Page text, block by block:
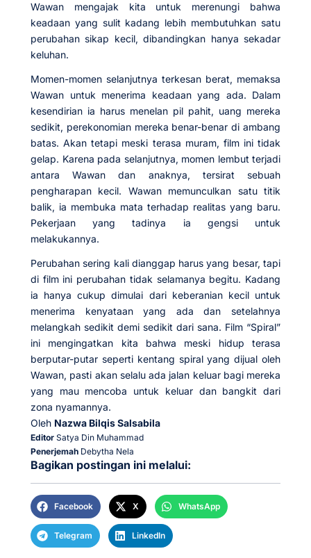
Wawan mengajak kita untuk merenungi bahwa
keadaan yang sulit kadang lebih membutuhkan satu
perubahan sikap kecil, dibandingkan hanya sekadar
keluhan.
Momen-momen selanjutnya terkesan berat, memaksa
Wawan untuk menerima keadaan yang ada. Dalam
kesendirian ia harus menelan pil pahit, uang mereka
sedikit, perekonomian mereka benar-benar di ambang
batas. Akan tetapi meski terasa muram, film ini tidak
gelap. Karena pada selanjutnya, momen lembut terjadi
antara Wawan dan anaknya, tersirat sebuah
pengharapan kecil. Wawan memunculkan satu titik
balik, ia membuka mata terhadap realitas yang baru.
Pekerjaan yang tadinya ia gengsi untuk
melakukannya.
Perubahan sering kali dianggap harus yang besar, tapi
di film ini perubahan tidak selamanya begitu. Kadang
ia hanya cukup dimulai dari keberanian kecil untuk
menerima kenyataan yang ada dan setelahnya
melangkah sedikit demi sedikit dari sana. Film “Spiral”
ini mengingatkan kita bahwa meski hidup terasa
berputar-putar seperti kentang spiral yang dijual oleh
Wawan, pasti akan selalu ada jalan keluar bagi mereka
yang mau mencoba untuk keluar dan bangkit dari
zona nyamannya.
Oleh Nazwa Bilqis Salsabila
Editor Satya Din Muhammad
Penerjemah Debytha Nela
Bagikan postingan ini melalui:
Facebook X WhatsApp
Telegram LinkedIn